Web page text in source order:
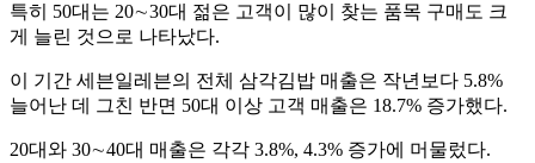
특히 50대는 20∼30대 젊은 고객이 많이 찾는 품목 구매도 크
게 늘린 것으로 나타났다.
이 기간 세븐일레븐의 전체 삼각김밥 매출은 작년보다 5.8%
늘어난 데 그친 반면 50대 이상 고객 매출은 18.7% 증가했다.
20대와 30∼40대 매출은 각각 3.8%, 4.3% 증가에 머물렀다.